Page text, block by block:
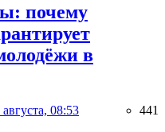
почему
в
августа, 08:53 441